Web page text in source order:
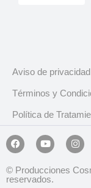
Aviso de privacidad
Términos y
Política de
© Producciones
reservados.